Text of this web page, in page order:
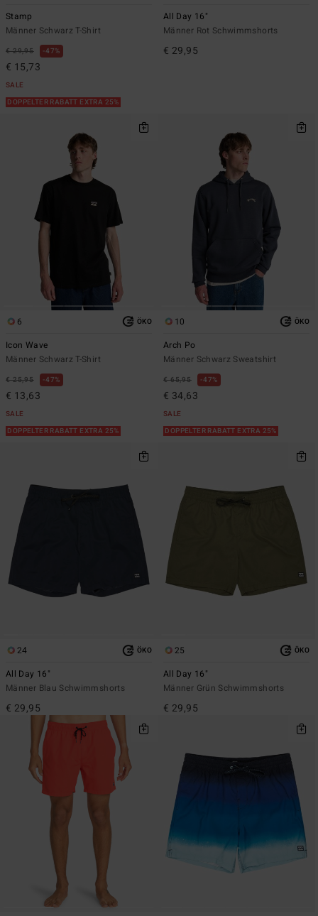
Stamp
Männer Schwarz T-Shirt
€ 29,95 47%
€ 15,73
SALE
DOPPELTER RABATT EXTRA 25%
All Day 16"
Männer Rot Schwimmshorts
€ 29,95
6 ÖKO
Icon Wave
Männer Schwarz T-Shirt
€ 25,95 47%
€ 13,63
SALE
DOPPELTER RABATT EXTRA 25%
10 ÖKO
Arch Po
Männer Schwarz Sweatshirt
€ 65,95 47%
€ 34,63
SALE
DOPPELTER RABATT EXTRA 25%
24 ÖKO
All Day 16"
Männer Blau Schwimmshorts
€ 29,95
25 ÖKO
All Day 16"
Männer Grün Schwimmshorts
€ 29,95